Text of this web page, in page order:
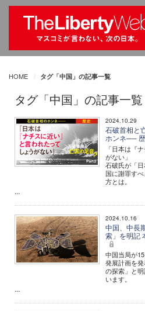
HOME タグ「中国」の記事一覧
タグ「中国」の記事一覧
2024.10.29
石破首相と
ホンネ──
「日本は『
がない」
石破氏が「
国に謝罪す
方とは。
...
2024.10.16
中国、中長
索」を明記
中国当局が
発展計画を
の探索」と
います。
...